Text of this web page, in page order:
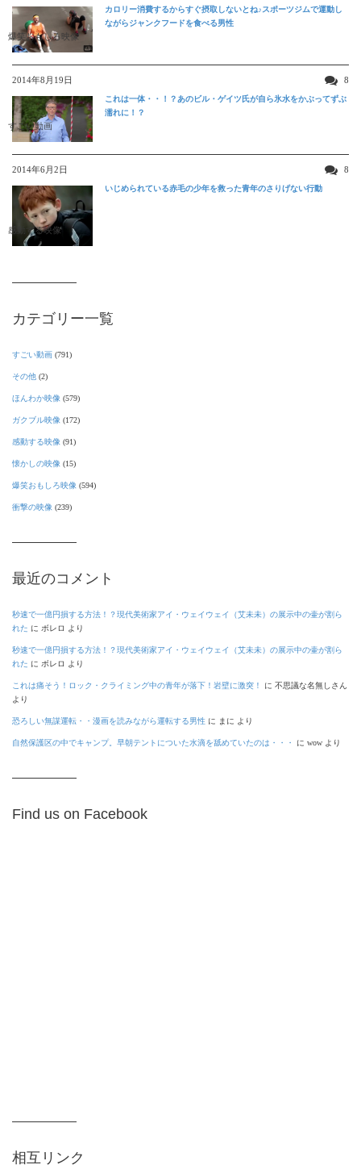
爆笑おもしろ映像
カロリー消費するからすぐ摂取しないとね♪スポーツジムで運動し
ながらジャンクフードを食べる男性
2014年8月19日 8
すごい動画
これは一体・・！？あのビル・ゲイツ氏が自ら氷水をかぶってずぶ
濡れに！？
2014年6月2日 8
感動する映像
いじめられている赤毛の少年を救った青年のさりげない行動
カテゴリー一覧
すごい動画 (791)
その他 (2)
ほんわか映像 (579)
ガクブル映像 (172)
感動する映像 (91)
懐かしの映像 (15)
爆笑おもしろ映像 (594)
衝撃の映像 (239)
最近のコメント
秒速で一億円損する方法！？現代美術家アイ・ウェイウェイ（艾未未）の展示中の壷が割ら
れた に ボレロ より
秒速で一億円損する方法！？現代美術家アイ・ウェイウェイ（艾未未）の展示中の壷が割ら
れた に ボレロ より
これは痛そう！ロック・クライミング中の青年が落下！岩壁に激突！ に 不思議な名無しさん
より
恐ろしい無謀運転・・漫画を読みながら運転する男性 に まに より
自然保護区の中でキャンプ。早朝テントについた水滴を舐めていたのは・・・ に wow より
Find us on Facebook
相互リンク